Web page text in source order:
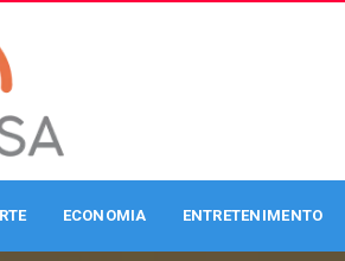
ECONOMIA ENTRETENIMENTO